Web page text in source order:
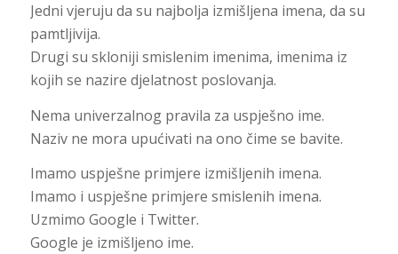
Jedni vjeruju da su najbolja izmišljena imena, da su
pamtljivija.
Drugi su skloniji smislenim imenima, imenima iz
kojih se nazire djelatnost poslovanja.
Nema univerzalnog pravila za uspješno ime.
Naziv ne mora upućivati na ono čime se bavite.
Imamo uspješne primjere izmišljenih imena.
Imamo i uspješne primjere smislenih imena.
Uzmimo Google i Twitter.
Google je izmišljeno ime.